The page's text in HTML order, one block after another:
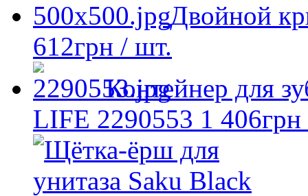
Двойной
612грн / шт.
Контейнер для
LIFE 2290553 1 406грн